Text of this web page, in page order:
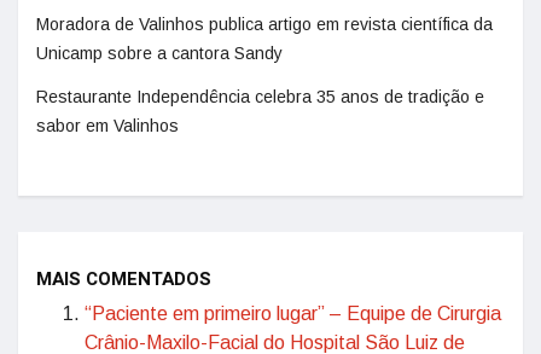
Moradora de Valinhos publica artigo em revista científica da
Unicamp sobre a cantora Sandy
Restaurante Independência celebra 35 anos de tradição e
sabor em Valinhos
MAIS COMENTADOS
“Paciente em primeiro lugar” – Equipe de Cirurgia
Crânio-Maxilo-Facial do Hospital São Luiz de